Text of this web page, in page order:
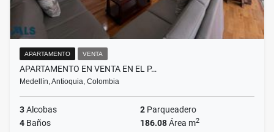
APARTAMENTO VENTA
APARTAMENTO EN VENTA EN EL P…
Medellín, Antioquia, Colombia
3Alcobas 2 Parqueadero
4 Baños 186.08Área m2